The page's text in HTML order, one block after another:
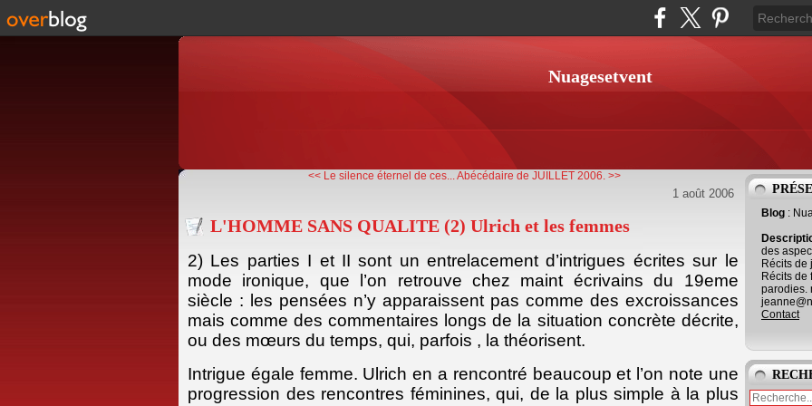
Nuagesetvent
<< Le silence éternel de ces...Abécédaire de JUILLET 2006. >>
1 août 2006
L'HOMME SANS QUALITE (2) Ulrich et les femmes
2) Les parties I et II sont un entrelacement d’intrigues écrites sur le
mode ironique, que l’on retrouve chez maint écrivains du 19eme
siècle : les pensées n’y apparaissent pas comme des excroissances
mais comme des commentaires longs de la situation concrète décrite,
ou des mœurs du temps, qui, parfois , la théorisent.
Intrigue égale femme. Ulrich en a rencontré beaucoup et l’on note une
progression des rencontres féminines, qui, de la plus simple à la plus
Blog :
des
Récits de
Récits de
parodies.
Contact